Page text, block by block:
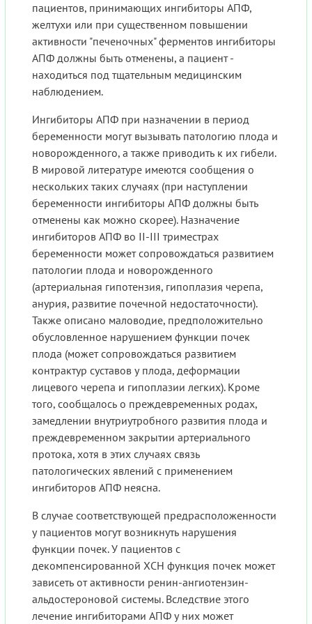
пациентов, принимающих ингибиторы АПФ,
желтухи или при существенном повышении
активности "печеночных" ферментов ингибиторы
АПФ должны быть отменены, а пациент -
находиться под тщательным медицинским
наблюдением.
Ингибиторы АПФ при назначении в период
беременности могут вызывать патологию плода и
новорожденного, а также приводить к их гибели.
В мировой литературе имеются сообщения о
нескольких таких случаях (при наступлении
беременности ингибиторы АПФ должны быть
отменены как можно скорее). Назначение
ингибиторов АПФ во II-III триместрах
беременности может сопровождаться развитием
патологии плода и новорожденного
(артериальная гипотензия, гипоплазия черепа,
анурия, развитие почечной недостаточности).
Также описано маловодие, предположительно
обусловленное нарушением функции почек
плода (может сопровождаться развитием
контрактур суставов у плода, деформации
лицевого черепа и гипоплазии легких). Кроме
того, сообщалось о преждевременных родах,
замедлении внутриутробного развития плода и
преждевременном закрытии артериального
протока, хотя в этих случаях связь
патологических явлений с применением
ингибиторов АПФ неясна.
В случае соответствующей предрасположенности
у пациентов могут возникнуть нарушения
функции почек. У пациентов с
декомпенсированной ХСН функция почек может
зависеть от активности ренин-ангиотензин-
альдостероновой системы. Вследствие этого
лечение ингибиторами АПФ у них может